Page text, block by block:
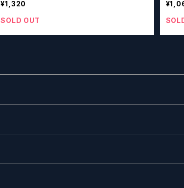
¥1,320
SOLD OUT